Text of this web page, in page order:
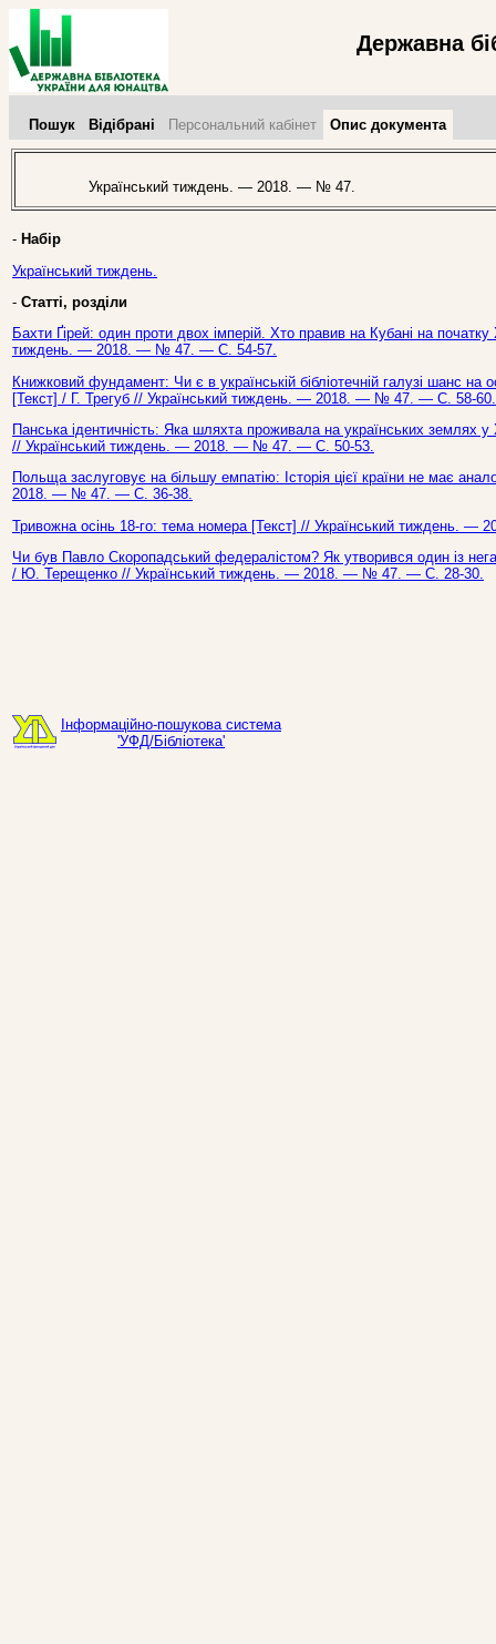
Державна
Пошук Відібрані Персональний кабінет Опис документа
Український тиждень. — 2018. — № 47.
- Набір
Український тиждень.
- Статті, розділи
Бахти Ґірей: один проти двох імперій. Хто правив на Кубані на
тиждень. — 2018. — № 47. — С. 54-57.
Книжковий фундамент: Чи є в українській бібліотечній галузі шанс
[Текст] / Г. Трегуб // Український тиждень. — 2018. — № 47. — С. 58-60.
Панська ідентичність: Яка шляхта проживала на українських землях
// Український тиждень. — 2018. — № 47. — С. 50-53.
Польща заслуговує на більшу емпатію: Історія цієї країни не має
2018. — № 47. — С. 36-38.
Тривожна осінь 18-го: тема номера [Текст] // Український тиждень.
Чи був Павло Скоропадський федералістом? Як утворився один із
/ Ю. Терещенко // Український тиждень. — 2018. — № 47. — С. 28-30.
Інформаційно-пошукова система
'УФД/Бібліотека'